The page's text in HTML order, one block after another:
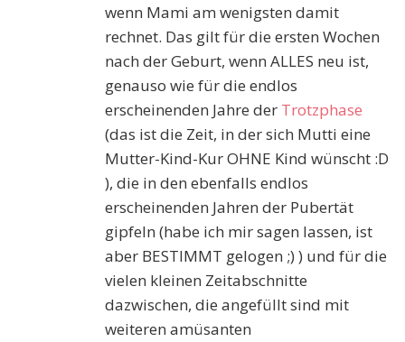
wenn Mami am wenigsten damit
rechnet. Das gilt für die ersten Wochen
nach der Geburt, wenn ALLES neu ist,
genauso wie für die endlos
erscheinenden Jahre der Trotzphase
(das ist die Zeit, in der sich Mutti eine
Mutter-Kind-Kur OHNE Kind wünscht :D
), die in den ebenfalls endlos
erscheinenden Jahren der Pubertät
gipfeln (habe ich mir sagen lassen, ist
aber BESTIMMT gelogen ;) ) und für die
vielen kleinen Zeitabschnitte
dazwischen, die angefüllt sind mit
weiteren amüsanten